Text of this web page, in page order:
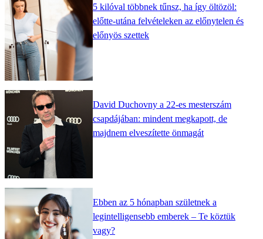
5 kilóval többnek tűnsz, ha így öltözöl:
előtte-utána felvételeken az előnytelen és
előnyös szettek
David Duchovny a 22-es mesterszám
csapdájában: mindent megkapott, de
majdnem elveszítette önmagát
Ebben az 5 hónapban születnek a
legintelligensebb emberek – Te köztük
vagy?